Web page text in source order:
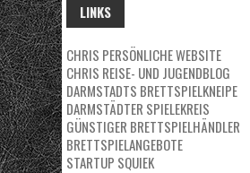
LINKS
CHRIS PERSÖNLICHE WEBSITE
CHRIS REISE- UND JUGENDBLOG
DARMSTADTS BRETTSPIELKNEIPE
DARMSTÄDTER SPIELEKREIS
GÜNSTIGER BRETTSPIELHÄNDLER
BRETTSPIELANGEBOTE
STARTUP SQUIEK